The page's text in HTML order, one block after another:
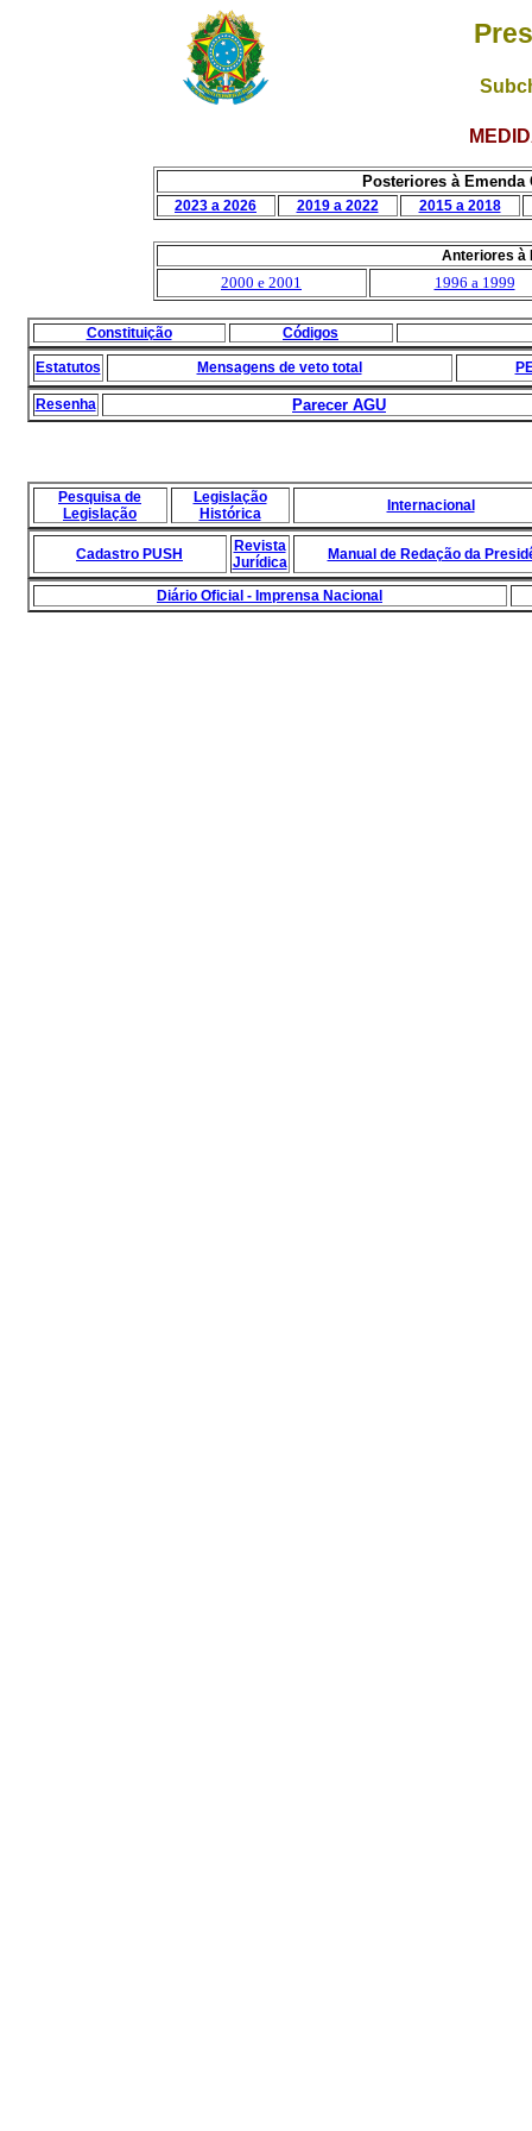
Posteriores à
2023 a 2026 2019 a 2022 2015 a 2018
Anteriores à
2000 e 2001 1996 a 1999
Constituição Códigos
Estatutos Mensagens de veto total
Resenha Parecer AGU
Pesquisa de
Legislação
Legislação
Histórica
Internacional
Cadastro PUSH
Revista
Jurídica
Manual de Redação da
Diário Oficial - Imprensa Nacional